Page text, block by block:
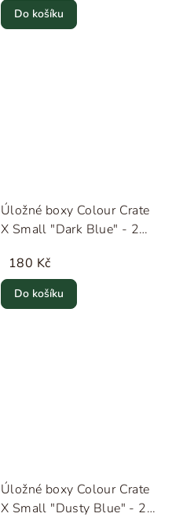
Do košíku
Úložné boxy Colour Crate
X Small "Dark Blue" - 2
180 Kč
Do košíku
Úložné boxy Colour Crate
X Small "Dusty Blue" - 2